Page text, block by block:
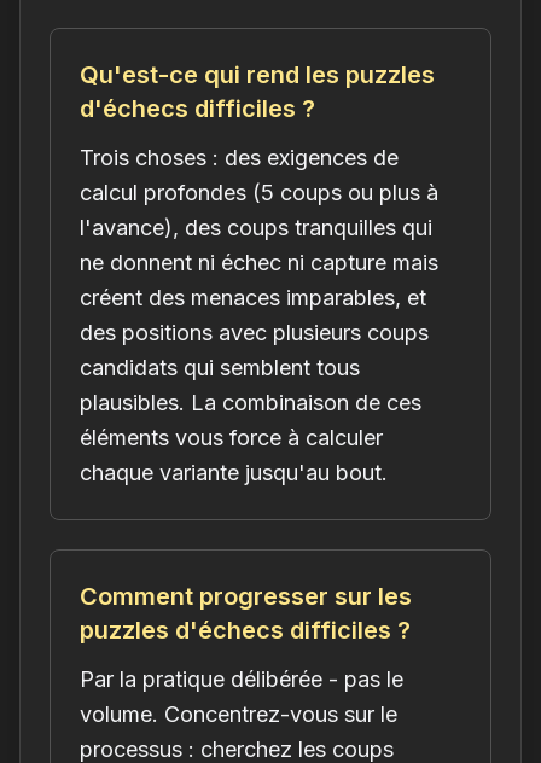
Qu'est-ce qui rend les puzzles
d'échecs difficiles ?
Trois choses : des exigences de
calcul profondes (5 coups ou plus à
l'avance), des coups tranquilles qui
ne donnent ni échec ni capture mais
créent des menaces imparables, et
des positions avec plusieurs coups
candidats qui semblent tous
plausibles. La combinaison de ces
éléments vous force à calculer
chaque variante jusqu'au bout.
Comment progresser sur les
puzzles d'échecs difficiles ?
Par la pratique délibérée - pas le
volume. Concentrez-vous sur le
processus : cherchez les coups